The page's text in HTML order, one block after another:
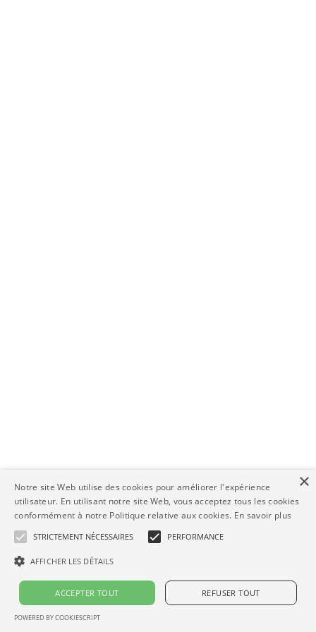
×
Notre site Web utilise des cookies pour améliorer l'expérience
utilisateur. En utilisant notre site Web, vous acceptez tous les cookies
conformément à notre Politique relative aux cookies. En savoir plus
STRICTEMENT NÉCESSAIRES PERFORMANCE
AFFICHER LES DÉTAILS
ACCEPTER TOUT REFUSER TOUT
POWERED BY COOKIESCRIPT